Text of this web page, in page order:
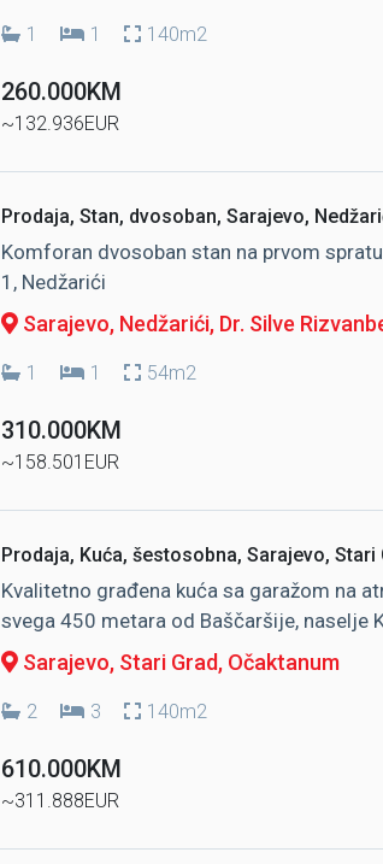
1 1 140m2
260.000KM
~132.936EUR
Prodaja, Stan, dvosoban, Sarajevo,
Komforan dvosoban stan na prvom
1, Nedžarići
Sarajevo, Nedžarići, Dr. Silve
1 1 54m2
310.000KM
~158.501EUR
Prodaja, Kuća, šestosobna, Sarajevo, Stari
Kvalitetno građena kuća sa garažom na
svega 450 metara od Baščaršije, naselje
Sarajevo, Stari Grad, Očaktanum
2 3 140m2
610.000KM
~311.888EUR